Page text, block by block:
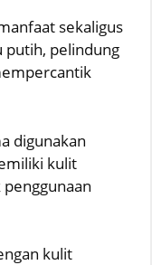
sekaligus
putih, pelindung
digunakan
kulit
kulit